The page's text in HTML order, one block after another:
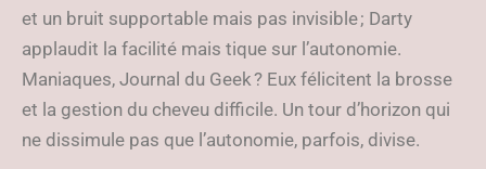
et un bruit supportable mais pas invisible ; Darty
applaudit la facilité mais tique sur l’autonomie.
Maniaques, Journal du Geek ? Eux félicitent la brosse
et la gestion du cheveu difficile. Un tour d’horizon qui
ne dissimule pas que l’autonomie, parfois, divise.